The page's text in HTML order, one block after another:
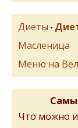
Диеты •
Масленица
Меню на
Что можно